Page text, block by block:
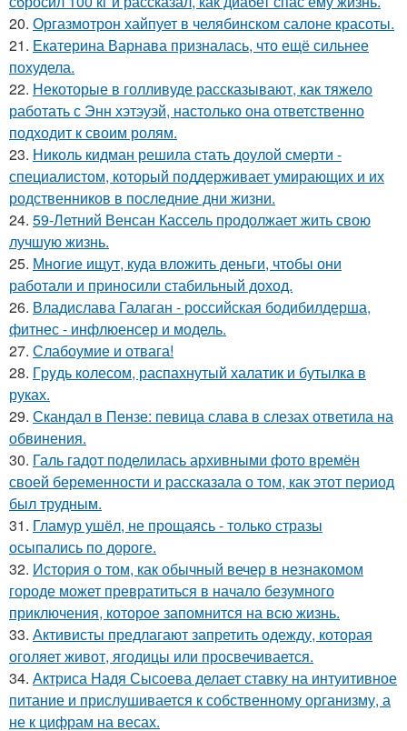
20. Оргазмотрон хайпует в челябинском салоне красоты.
21. Екатерина Варнава призналась, что ещё сильнее
похудела.
22. Некоторые в голливуде рассказывают, как тяжело
работать с Энн хэтэуэй, настолько она ответственно
подходит к своим ролям.
23. Николь кидман решила стать доулой смерти -
специалистом, который поддерживает умирающих и их
родственников в последние дни жизни.
24. 59-Летний Венсан Кассель продолжает жить свою
лучшую жизнь.
25. Многие ищут, куда вложить деньги, чтобы они
работали и приносили стабильный доход.
26. Владислава Галаган - российская бодибилдерша,
фитнес - инфлюенсер и модель.
27. Слабоумие и отвага!
28. Гpyдь колесом, распахнутый халатик и бутылка в
руках.
29. Скандал в Пензе: певица слава в слезах ответила на
обвинения.
30. Галь гадот поделилась архивными фото времён
своей беременности и рассказала о том, как этот период
был трудным.
31. Гламур ушёл, не прощаясь - только стразы
осыпались по дороге.
32. История о том, как обычный вечер в незнакомом
городе может превратиться в начало безумного
приключения, которое запомнится на всю жизнь.
33. Активисты предлагают запретить одежду, которая
оголяет живот, ягодицы или просвечивается.
34. Актриса Надя Сысоева делает ставку на интуитивное
питание и прислушивается к собственному организму, а
не к цифрам на весах.